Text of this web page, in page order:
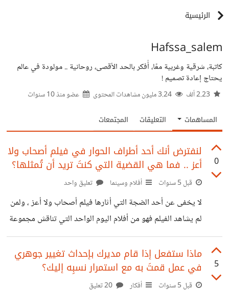
الرئيسية
Hafssa_salem
كاتبة، شرقية وغربية معًا، أُفكر بالحد الأقصى، روحانية .. مولودة في عالم
يحتاج إعادة تصميم !
عضو منذ10 سنوات
المساهمات التعليقات المجتمعات
0
لنفترض أنك أحد أطراف الحوار في فيلم أصحاب ولا
أعز .. فما هي القضية التي كنتَ تريد أن تُمثلها؟
قبل 5 سنوات أفلام وسينما تعليق واحد
لا يخفى عن أحد الضجة التي أثارها فيلم أصحاب ولا أعز ، ولمن
لم يشاهد الفيلم فهو من أفلام اليوم الواحد التي تناقش مجموعة
من القضايا المختلفة، على رأسها دور الخصوصية في الحفاظ على
شكلِ كل مِنا أمام الآخر . https://suar.me/mMdOd فأكثر
ما جذبني في الفيلم هو بدايته بلعبة بسيطة إتفق عليها مجموعة
من الأصدقاء وهي أن يسمح كل منهم للجميع سماع أي مكالمة
5
ماذا ستفعل إذا قام مديرك بإحداث تغيير جوهري
في عمل قمتَ به مع استمرار نسبِه إليك؟
قبل 5 سنوات أفكار